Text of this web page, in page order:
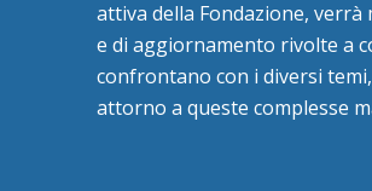
attiva della Fondazione,
e di aggiornamento rivolte a
confrontano con i diversi
attorno a queste complesse